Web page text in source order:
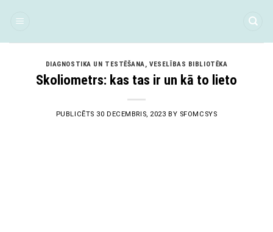
DIAGNOSTIKA UN TESTĒŠANA,VESELĪBAS BIBLIOTĒKA
Skoliometrs: kas tas ir un kā to lieto
PUBLICĒTS 30 DECEMBRIS, 2023 BY SFOMCSYS